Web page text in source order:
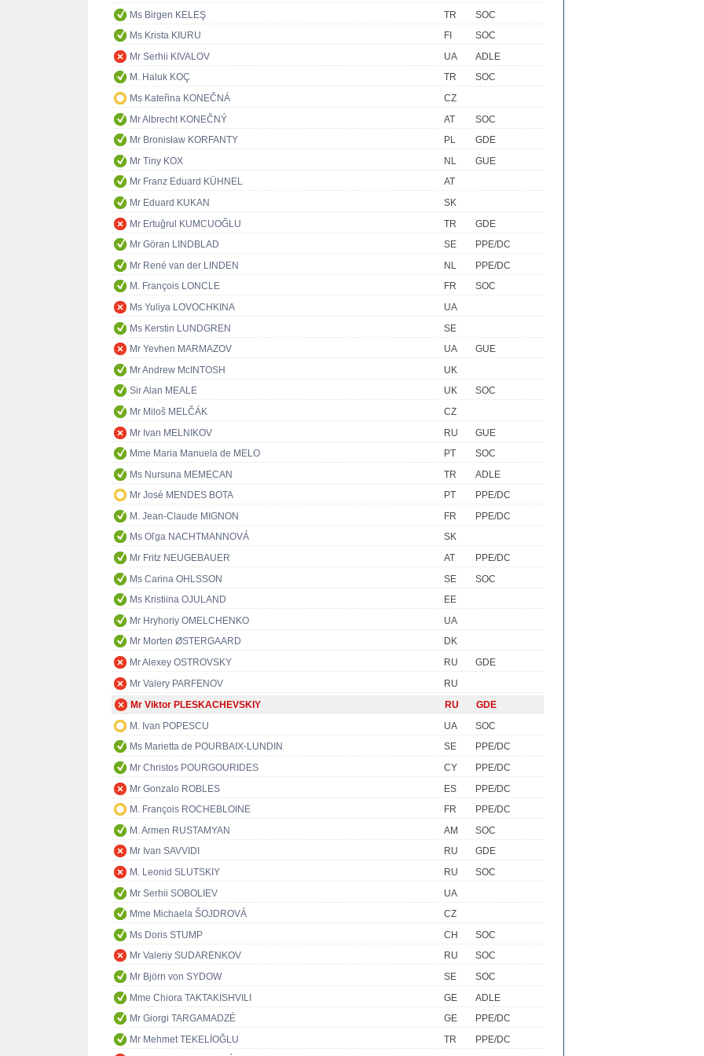
Ms Birgen KELEŞ TR
SOC
Ms Krista KIURU
FI
SOC
Mr Serhii KIVALOV
UA
ADLE
M. Haluk KOÇ
TR
SOC
Ms Kateřina KONEČNÁ
CZ
Mr Albrecht KONEČNÝ
AT
SOC
Mr Bronisław KORFANTY
PL
GDE
Mr Tiny KOX
NL
GUE
Mr Franz Eduard KÜHNEL
AT
Mr Eduard KUKAN
SK
Mr Ertuğrul KUMCUOĞLU
TR
GDE
Mr Göran LINDBLAD
SE
PPE/DC
Mr René van der LINDEN
NL
PPE/DC
M. François LONCLE
FR
SOC
Ms Yuliya LOVOCHKINA
UA
Ms Kerstin LUNDGREN
SE
Mr Yevhen MARMAZOV
UA
GUE
Mr Andrew McINTOSH
UK
Sir Alan MEALE
UK
SOC
Mr Miloš MELČÁK
CZ
Mr Ivan MELNIKOV
RU
GUE
Mme Maria Manuela de MELO
PT
SOC
Ms Nursuna MEMECAN
TR
ADLE
Mr José MENDES BOTA
PT
PPE/DC
M. Jean-Claude MIGNON
FR
PPE/DC
Ms Oľga NACHTMANNOVÁ
SK
Mr Fritz NEUGEBAUER
AT
PPE/DC
Ms Carina OHLSSON
SE
SOC
Ms Kristiina OJULAND
EE
Mr Hryhoriy OMELCHENKO
UA
Mr Morten ØSTERGAARD
DK
Mr Alexey OSTROVSKY
RU
GDE
Mr Valery PARFENOV
RU
Mr Viktor PLESKACHEVSKIY
RU
GDE
M. Ivan POPESCU
UA
SOC
Ms Marietta de POURBAIX-LUNDIN
SE
PPE/DC
Mr Christos POURGOURIDES
CY
PPE/DC
Mr Gonzalo ROBLES
ES
PPE/DC
M. François ROCHEBLOINE
FR
PPE/DC
M. Armen RUSTAMYAN
AM
SOC
Mr Ivan SAVVIDI
RU
GDE
M. Leonid SLUTSKIY
RU
SOC
Mr Serhii SOBOLIEV
UA
Mme Michaela ŠOJDROVÁ
CZ
Ms Doris STUMP
CH
SOC
Mr Valeriy SUDARENKOV
RU
SOC
Mr Björn von SYDOW
SE
SOC
Mme Chiora TAKTAKISHVILI
GE
ADLE
Mr Giorgi TARGAMADZÉ
GE
PPE/DC
Mr Mehmet TEKELİOĞLU
TR
PPE/DC